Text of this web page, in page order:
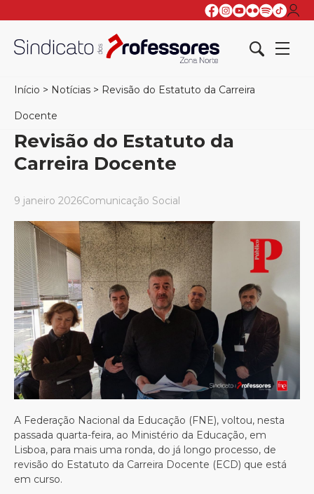
Início > Notícias > Revisão do Estatuto da Carreira
Docente
Revisão do Estatuto da
Carreira Docente
9 janeiro 2026Comunicação Social
A Federação Nacional da Educação (FNE), voltou, nesta
passada quarta-feira, ao Ministério da Educação, em
Lisboa, para mais uma ronda, do já longo processo, de
revisão do Estatuto da Carreira Docente (ECD) que está
em curso.